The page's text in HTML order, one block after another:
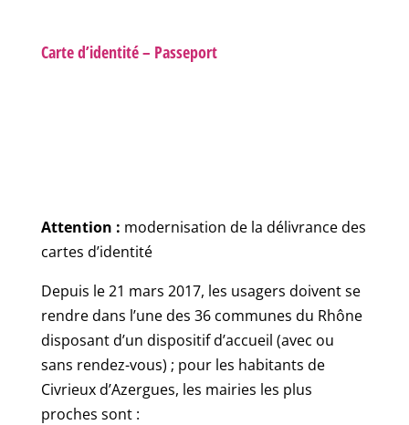
Carte d’identité – Passeport
Attention : modernisation de la délivrance des
cartes d’identité
Depuis le 21 mars 2017, les usagers doivent se
rendre dans l’une des 36 communes du Rhône
disposant d’un dispositif d’accueil (avec ou
sans rendez-vous) ; pour les habitants de
Civrieux d’Azergues, les mairies les plus
proches sont :